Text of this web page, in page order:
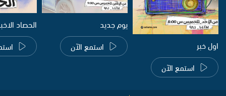
اول خبر
استمع الآن
يوم جديد
استمع الآن
الحصاد